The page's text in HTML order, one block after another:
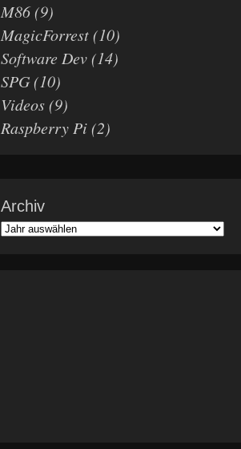
M86(9)
MagicForrest(10)
Software Dev(14)
SPG(10)
Videos(9)
Raspberry Pi(2)
Archiv